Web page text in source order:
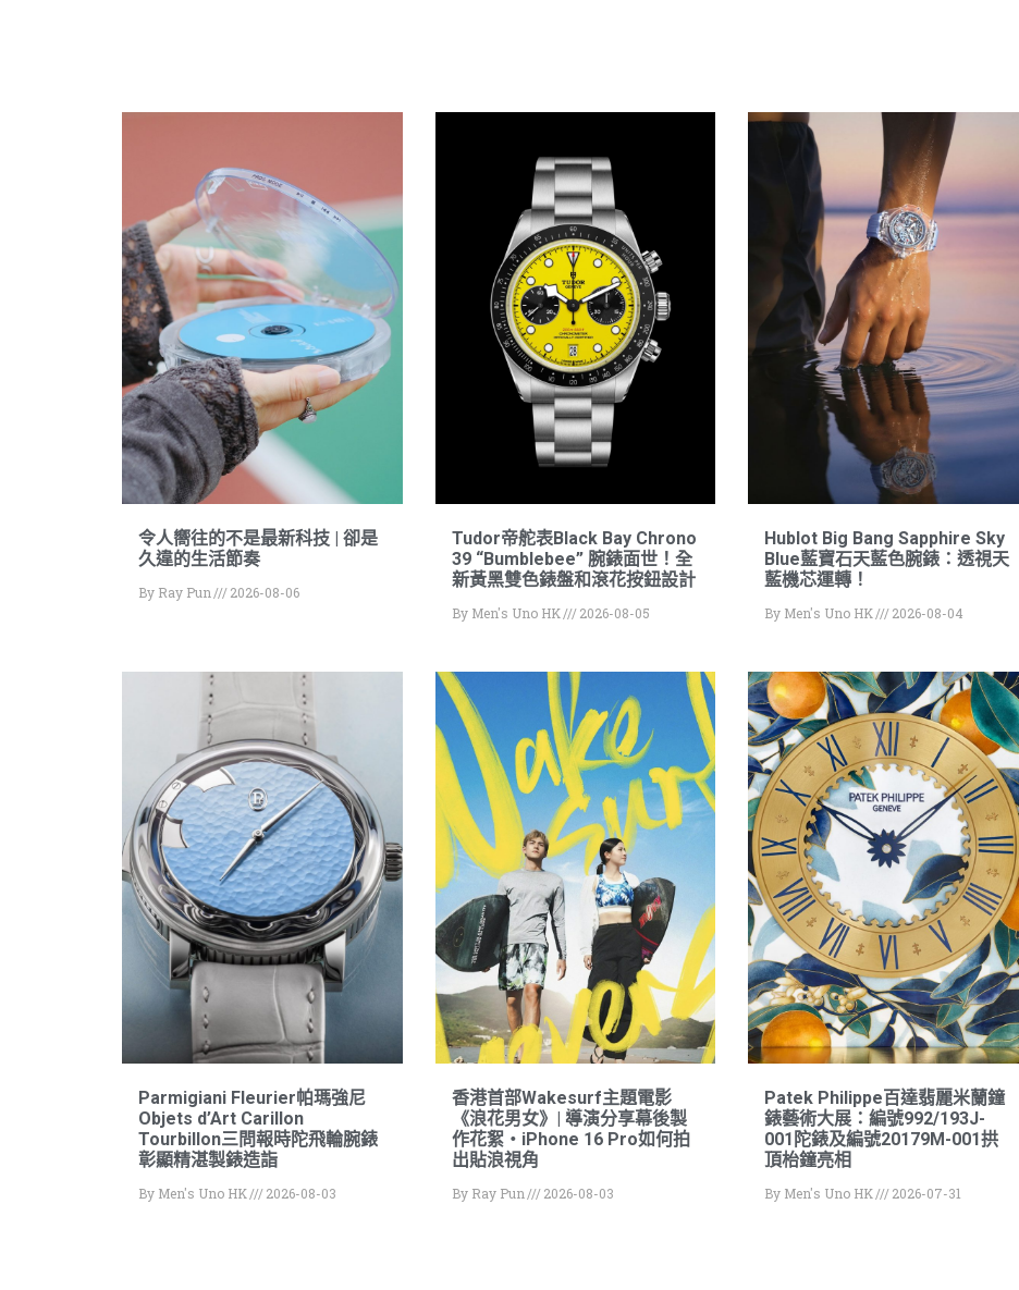
令人嚮往的不是最新科技 | 卻是
久違的生活節奏
By Ray Pun 2026-08-06
Tudor帝舵表Black Bay Chrono
39 “Bumblebee” 腕錶面世！全
新黃黑雙色錶盤和滾花按鈕設計
By Men's Uno HK 2026-08-05
Hublot Big Bang Sapphire Sky
Blue藍寶石天藍色腕錶：透視天
藍機芯運轉！
By Men's Uno HK 2026-08-04
Parmigiani Fleurier帕瑪強尼
Objets d’Art Carillon
Tourbillon三問報時陀飛輪腕錶
彰顯精湛製錶造詣
By Men's Uno HK 2026-08-03
香港首部Wakesurf主題電影
《浪花男女》| 導演分享幕後製
作花絮・iPhone 16 Pro如何拍
出貼浪視角
By Ray Pun 2026-08-03
Patek Philippe百達翡麗米蘭鐘
錶藝術大展：編號992/193J-
001陀錶及編號20179M-001拱
頂枱鐘亮相
By Men's Uno HK 2026-07-31